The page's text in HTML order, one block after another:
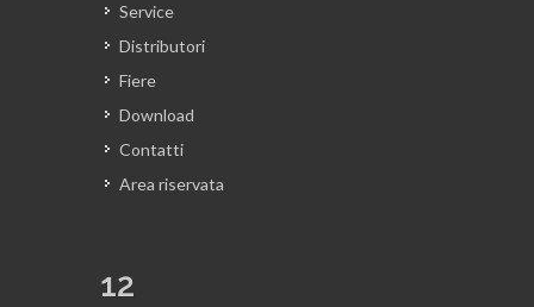
Service
Distributori
Fiere
Download
Contatti
Area riservata
12